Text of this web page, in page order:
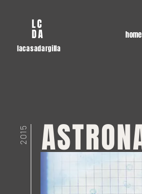
LC
DA
lacasadargilla
home
2015